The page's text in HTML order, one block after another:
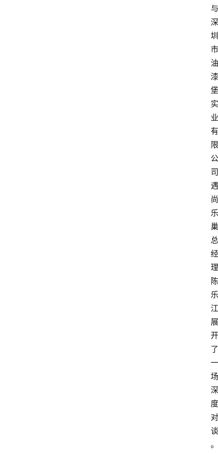
与
深
圳
市
油
漆
堡
实
业
有
限
公
司
遇
尚
乐
巢
总
经
理
陈
乐
江
展
开
了
一
场
深
度
对
谈
。